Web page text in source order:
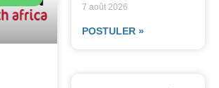
7 août 2026
POSTULER »